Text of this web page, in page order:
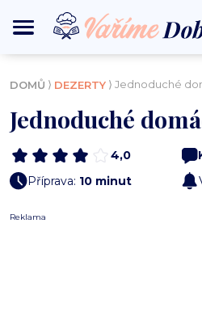
DOMŮ ⟩ DEZERTY ⟩ Jednoduché
Jednoduché
4,0
Příprava: 10 minut
Reklama